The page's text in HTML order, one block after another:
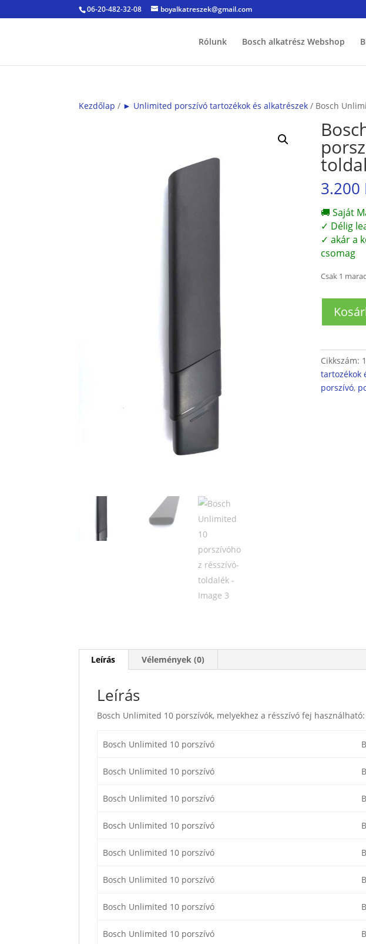
06-20-482-32-08 boyalkatreszek@gmail.com
Rólunk Bosch alkatrész Webshop
Kezdőlap / ► Unlimited porszívó tartozékok és alkatrészek / Bosch
3.200
🚚 Saját
✓ Délig
✓ akár a
csomag
Csak 1
Unlimited
résszívó-
toldalék
mennyiség
Cikkszám:
tartozékok
porszívó,
Leírás Vélemények (0)
Leírás
Bosch Unlimited 10 porszívók, melyekhez a résszívó fej használható:
Bosch Unlimited 10 porszívó
Bosch Unlimited 10 porszívó
Bosch Unlimited 10 porszívó
Bosch Unlimited 10 porszívó
Bosch Unlimited 10 porszívó
Bosch Unlimited 10 porszívó
Bosch Unlimited 10 porszívó
Bosch Unlimited 10 porszívó